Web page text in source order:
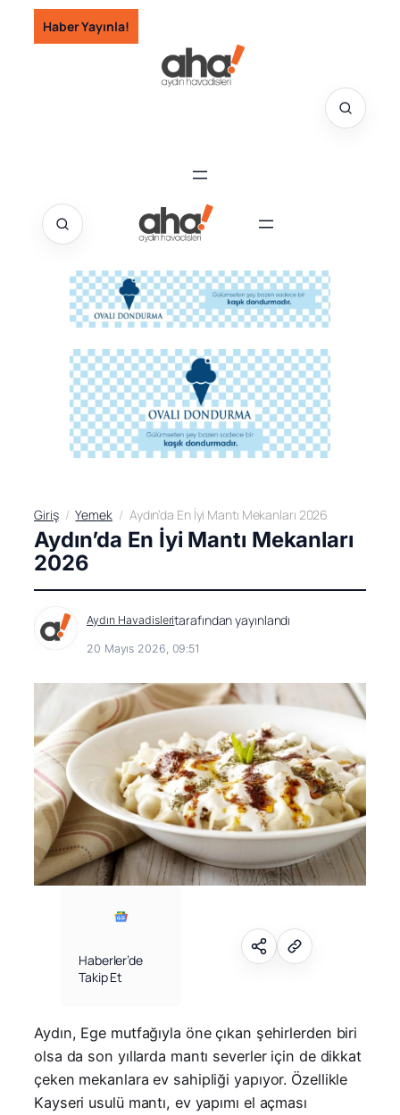
İçeriğe
geç
Haber Yayınla!
Giriş Yemek Aydın’da En İyi Mantı Mekanları 2026
Aydın’da En İyi Mantı Mekanları
2026
Aydın Havadisleritarafından yayınlandı
20 Mayıs 2026, 09:51
Haberler’de
Takip Et
Aydın, Ege mutfağıyla öne çıkan şehirlerden biri
olsa da son yıllarda mantı severler için de dikkat
çeken mekanlara ev sahipliği yapıyor. Özellikle
Kayseri usulü mantı, ev yapımı el açması